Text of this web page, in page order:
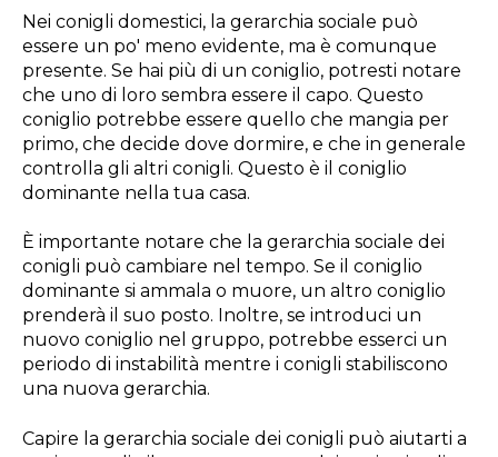
Nei conigli domestici, la gerarchia sociale può
essere un po' meno evidente, ma è comunque
presente. Se hai più di un coniglio, potresti notare
che uno di loro sembra essere il capo. Questo
coniglio potrebbe essere quello che mangia per
primo, che decide dove dormire, e che in generale
controlla gli altri conigli. Questo è il coniglio
dominante nella tua casa.
È importante notare che la gerarchia sociale dei
conigli può cambiare nel tempo. Se il coniglio
dominante si ammala o muore, un altro coniglio
prenderà il suo posto. Inoltre, se introduci un
nuovo coniglio nel gruppo, potrebbe esserci un
periodo di instabilità mentre i conigli stabiliscono
una nuova gerarchia.
Capire la gerarchia sociale dei conigli può aiutarti a